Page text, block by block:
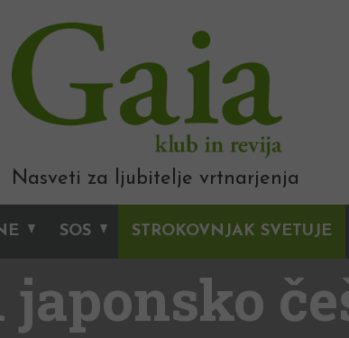
Nasveti za ljubitelje vrtnarjenja
SOS STROKOVNJAK SVETUJE